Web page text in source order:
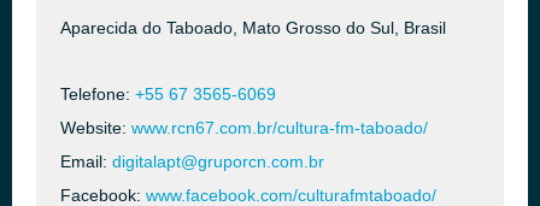
Aparecida do Taboado, Mato Grosso do Sul, Brasil
Telefone: +55 67 3565-6069
Website: www.rcn67.com.br/cultura-fm-taboado/
Email: digitalapt@gruporcn.com.br
Facebook: www.facebook.com/culturafmtaboado/